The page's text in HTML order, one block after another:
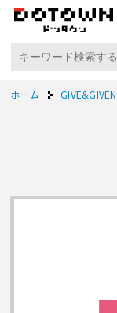
ホーム GIVE&GIVEN